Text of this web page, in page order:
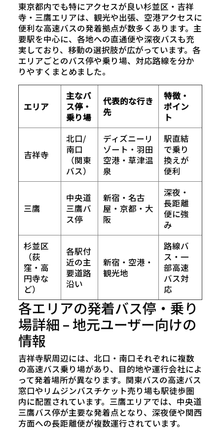
東京都内でも特にアクセスが良い杉並区・吉祥
寺・三鷹エリアは、観光や出張、空港アクセスに
便利な高速バスの発着拠点が数多くあります。主
要駅を中心に、各地への直通便や深夜バスも充
実しており、移動の選択肢が広がっています。各
エリアごとのバス停や乗り場、対応路線を分か
りやすくまとめました。
エリア
主なバ
ス停・
乗り場
代表的な行き
先
特徴・
ポイン
ト
吉祥寺
北口/
南口
（関東
バス）
ディズニーリ
ゾート・羽田
空港・草津温
泉
駅直結
で乗り
換えが
便利
三鷹
中央道
三鷹バ
ス停
新宿・名古
屋・京都・大
阪
深夜・
長距離
便に強
み
杉並区
（荻
窪・高
円寺な
ど）
各駅付
近の主
要道路
沿い
新宿・空港・
観光地
路線バ
ス・一
部高速
バス対
応
各エリアの発着バス停・乗り
場詳細 – 地元ユーザー向けの
情報
吉祥寺駅周辺には、北口・南口それぞれに複数
の高速バス乗り場があり、目的地や運行会社によ
って発着場所が異なります。関東バスの高速バス
窓口やリムジンバスチケット売り場も駅徒歩圏
内に配置されています。三鷹エリアでは、中央道
三鷹バス停が主要な発着点となり、深夜便や関西
方面への長距離便が複数運行されています。